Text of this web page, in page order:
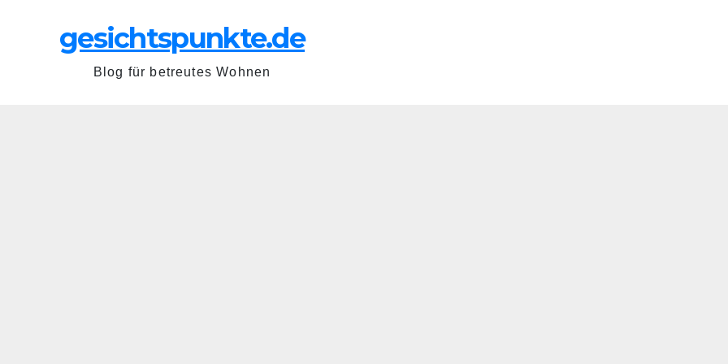
gesichtspunkte.de
Blog für betreutes Wohnen